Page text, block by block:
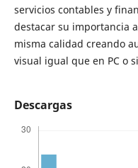
servicios contables y
destacar su importancia
misma calidad creando
visual igual que en PC o
Descargas